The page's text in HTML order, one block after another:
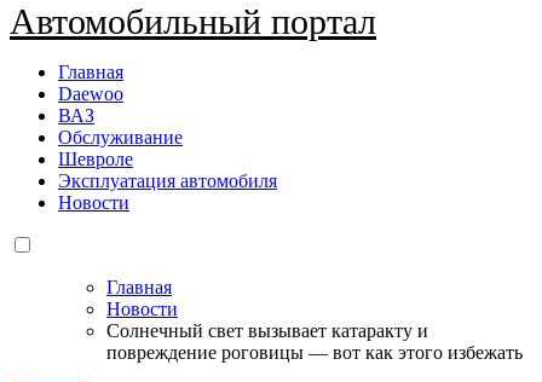
Автомобильный портал
Главная
Daewoo
ВАЗ
Обслуживание
Шевроле
Эксплуатация автомобиля
Новости
Главная
Новости
Солнечный свет вызывает катаракту и
повреждение роговицы — вот как этого избежать